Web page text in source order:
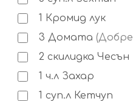
1
Кромид лук
3 Домата (Добре
2 скилидка Чесън
1 ч.л Захар
1 суп.л Кетчуп